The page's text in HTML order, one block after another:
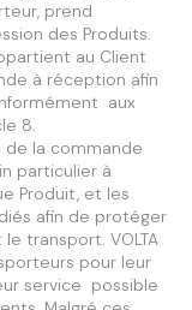
prend
des Produits.
au Client
à réception afin
aux
8.
de la commande
particulier à
Produit, et les
afin de protéger
transport. VOLTA
pour leur
service possible